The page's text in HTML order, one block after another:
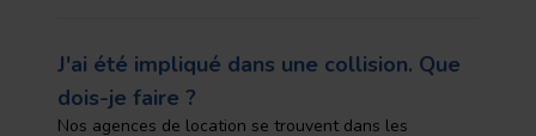
J'ai été impliqué dans une collision. Que
dois-je faire ?
Nos agences de location se trouvent dans les